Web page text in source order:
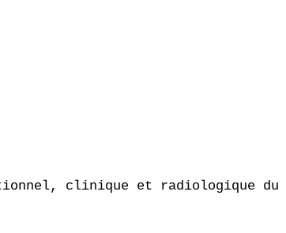
clinique et radiologique